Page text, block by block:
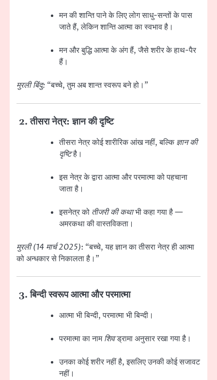
मन की शान्ति पाने के लिए लोग साधु-सन्तों के पास
जाते हैं, लेकिन शान्ति आत्मा का स्वभाव है।
मन और बुद्धि आत्मा के अंग हैं, जैसे शरीर के हाथ-पैर
हैं।
मुरली बिंदु: “बच्चे, तुम अब शान्त स्वरूप बने हो।”
2.तीसरा नेत्र: ज्ञान की दृष्टि
तीसरा नेत्र कोई शारीरिक आंख नहीं, बल्कि ज्ञान की
दृष्टिहै।
इस नेत्र के द्वारा आत्मा और परमात्मा को पहचाना
जाता है।
इसनेत्र को तीजरी की कथाभी कहा गया है —
अमरकथा की वास्तविकता।
मुरली (14 मार्च 2025): “बच्चे, यह ज्ञान का तीसरा नेत्र ही आत्मा
को अन्धकार से निकालता है।”
3.बिन्दी स्वरूप आत्मा और परमात्मा
आत्मा भी बिन्दी, परमात्मा भी बिन्दी।
परमात्मा का नामशिवड्रामा अनुसार रखा गया है।
उनका कोई शरीर नहीं है, इसलिए उनकी कोई सजावट
नहीं।